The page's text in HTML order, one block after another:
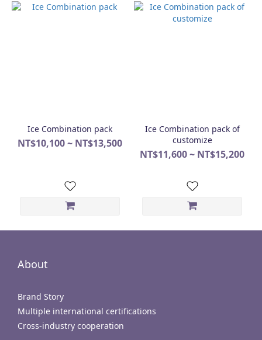
Ice Combination pack
NT$10,100 ~ NT$13,500
Ice Combination pack of
customize
NT$11,600 ~ NT$15,200
About
Brand Story
Multiple international certifications
Cross-industry cooperation